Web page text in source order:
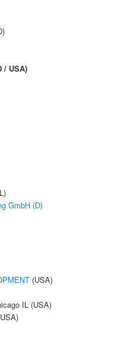
/ USA)
GmbH (D)
(USA)
IL (USA)